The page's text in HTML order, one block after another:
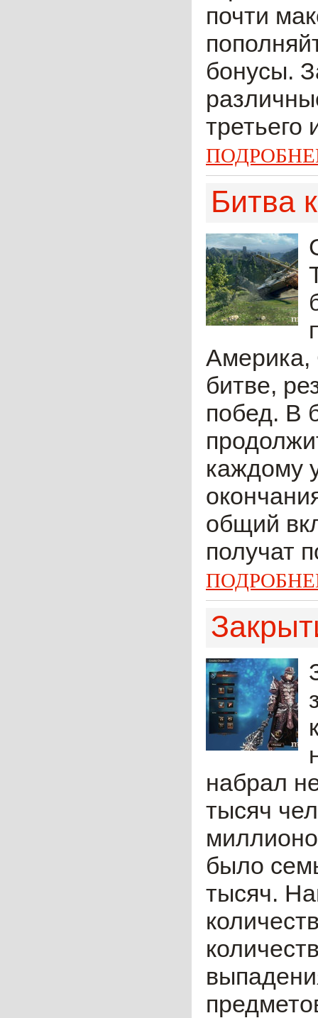
почти
бонусы.
третьего
Битва
Америка,
битве,
побед. В
каждому
общий
получат
набрал
тысяч
было
тысяч.